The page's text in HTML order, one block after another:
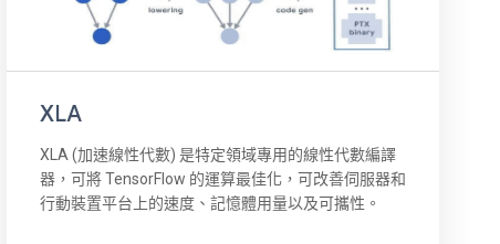
XLA
XLA (加速線性代數) 是特定領域專用的線性代數編譯
器，可將 TensorFlow 的運算最佳化，可改善伺服器和
行動裝置平台上的速度、記憶體用量以及可攜性。